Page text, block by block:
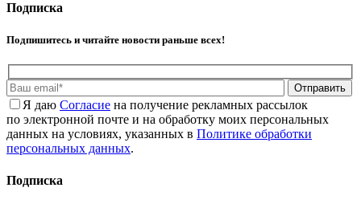
Подписка
Подпишитесь и читайте новости раньше всех!
Отправить
Я даю Cогласие на получение рекламных рассылок
по электронной почте и на обработку моих персональных
данных на условиях, указанных в Политике обработки
персональных данных.
Подписка